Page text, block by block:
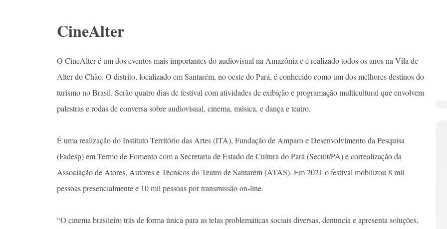
CineAlter
O CineAlter é um dos eventos mais importantes do audiovisual na Amazônia e é realizado todos os anos na Vila de
Alter do Chão. O distrito, localizado em Santarém, no oeste do Pará, é conhecido como um dos melhores destinos do
turismo no Brasil. Serão quatro dias de festival com atividades de exibição e programação multicultural que envolvem
palestras e rodas de conversa sobre audiovisual, cinema, música, e dança e teatro.
É uma realização do Instituto Território das Artes (ITA), Fundação de Amparo e Desenvolvimento da Pesquisa
(Fadesp) em Termo de Fomento com a Secretaria de Estado de Cultura do Pará (Secult/PA) e correalização da
Associação de Atores, Autores e Técnicos do Teatro de Santarém (ATAS). Em 2021 o festival mobilizou 8 mil
pessoas presencialmente e 10 mil pessoas por transmissão on-line.
“O cinema brasileiro trás de forma única para as telas problemáticas sociais diversas, denuncia e apresenta soluções,